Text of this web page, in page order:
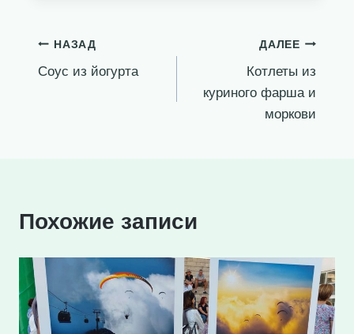
Навигация
по
НАЗАД
Соус из йогурта
ДАЛЕЕ
Котлеты из
куриного фарша и
моркови
Похожие записи